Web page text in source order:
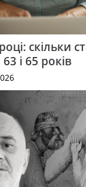
скільки
і 65 років